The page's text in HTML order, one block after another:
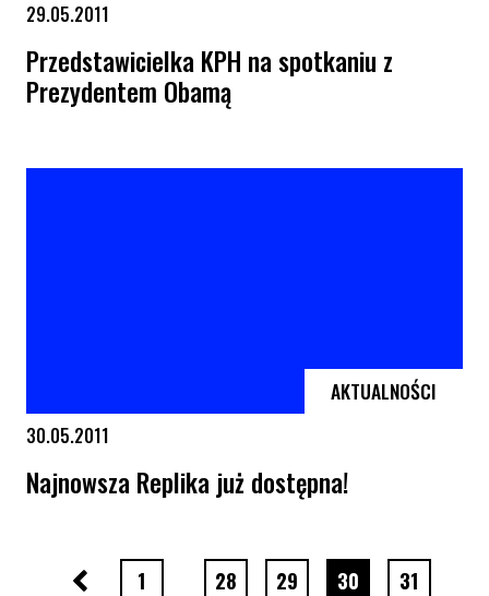
29.05.2011
Przedstawicielka KPH na spotkaniu z
Prezydentem Obamą
AKTUALNOŚCI
30.05.2011
Najnowsza Replika już dostępna!
Poprzednia strona
strona numer
1 strona numer
28 strona numer
29 strona numer
30 strona
31